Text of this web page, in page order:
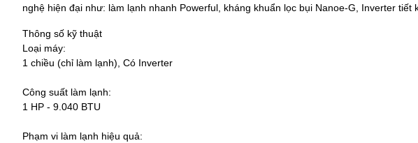
nghệ hiện đại như: làm lạnh nhanh Powerful, kháng khuẩn lọc bụi Nanoe-G, Inverter tiết
Thông số kỹ thuật
Loại máy:
1 chiều (chỉ làm lạnh), Có Inverter
Công suất làm lạnh:
1 HP - 9.040 BTU
Phạm vi làm lạnh hiệu quả: